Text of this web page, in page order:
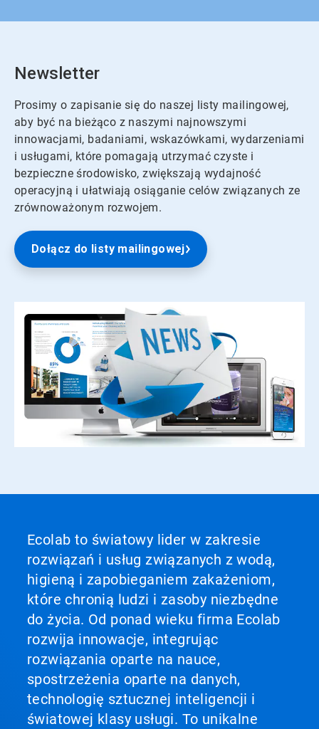
Newsletter
Prosimy o zapisanie się do naszej listy mailingowej,
aby być na bieżąco z naszymi najnowszymi
innowacjami, badaniami, wskazówkami, wydarzeniami
i usługami, które pomagają utrzymać czyste i
bezpieczne środowisko, zwiększają wydajność
operacyjną i ułatwiają osiąganie celów związanych ze
zrównoważonym rozwojem.
Dołącz do listy mailingowej
Ecolab to światowy lider w zakresie
rozwiązań i usług związanych z wodą,
higieną i zapobieganiem zakażeniom,
które chronią ludzi i zasoby niezbędne
do życia. Od ponad wieku firma Ecolab
rozwija innowacje, integrując
rozwiązania oparte na nauce,
spostrzeżenia oparte na danych,
technologię sztucznej inteligencji i
światowej klasy usługi. To unikalne